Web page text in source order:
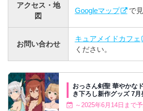
アクセス・地
図
Googleマップ で
お問い合わせ
キュアメイドカフェ
ください。
おっさん剣聖 華やかな
き下ろし新作グッズ 7月
～2025年6月14日まで